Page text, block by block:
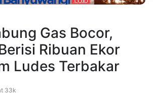
Gas Bocor,
Ribuan Ekor
Ludes Terbakar
33k